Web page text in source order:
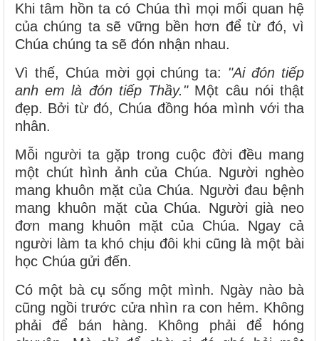
Khi tâm hồn ta có Chúa thì mọi mối quan hệ
của chúng ta sẽ vững bền hơn để từ đó, vì
Chúa chúng ta sẽ đón nhận nhau.
Vì thế, Chúa mời gọi chúng ta: "Ai đón tiếp
anh em là đón tiếp Thầy." Một câu nói thật
đẹp. Bởi từ đó, Chúa đồng hóa mình với tha
nhân.
Mỗi người ta gặp trong cuộc đời đều mang
một chút hình ảnh của Chúa. Người nghèo
mang khuôn mặt của Chúa. Người đau bệnh
mang khuôn mặt của Chúa. Người già neo
đơn mang khuôn mặt của Chúa. Ngay cả
người làm ta khó chịu đôi khi cũng là một bài
học Chúa gửi đến.
Có một bà cụ sống một mình. Ngày nào bà
cũng ngồi trước cửa nhìn ra con hẻm. Không
phải để bán hàng. Không phải để hóng